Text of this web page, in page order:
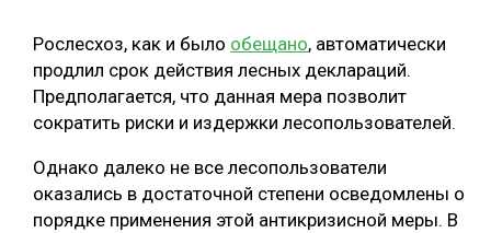
ПРОИЗВОДСТВО ДРЕВЕСНЫХ ПЛИТ
КОМПЛЕКСНАЯ ПЕРЕРАБОТКА
ПОДБОРКИ СТАТЕЙ
Рослесхоз, как и было обещано, автоматически
продлил срок действия лесных деклараций.
Предполагается, что данная мера позволит
сократить риски и издержки лесопользователей.
Однако далеко не все лесопользователи
оказались в достаточной степени осведомлены о
порядке применения этой антикризисной меры. В